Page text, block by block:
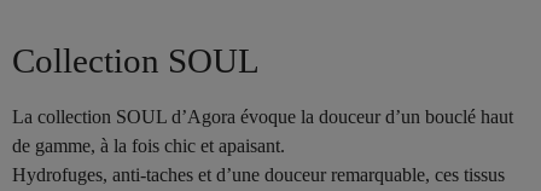
Collection SOUL
La collection SOUL d’Agora évoque la douceur d’un bouclé haut
de gamme, à la fois chic et apaisant.
Hydrofuges, anti-taches et d’une douceur remarquable, ces tissus